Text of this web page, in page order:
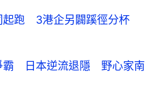
跑 3港企另闢蹊徑分杯
霸 日本逆流退隱 野心家南